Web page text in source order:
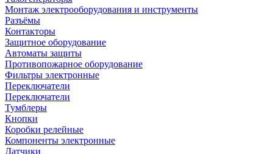
Монтаж электрооборудования и инструменты
Разъёмы
Контакторы
Защитное оборудование
Автоматы защиты
Противопожарное оборудование
Фильтры электронные
Переключатели
Переключатели
Тумблеры
Кнопки
Коробки релейные
Компоненты электронные
Датчики